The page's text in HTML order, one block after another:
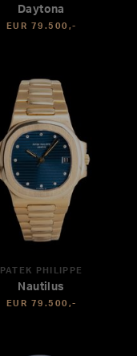
Daytona
EUR 79.500,-
PATEK PHILIPPE
Nautilus
EUR 79.500,-